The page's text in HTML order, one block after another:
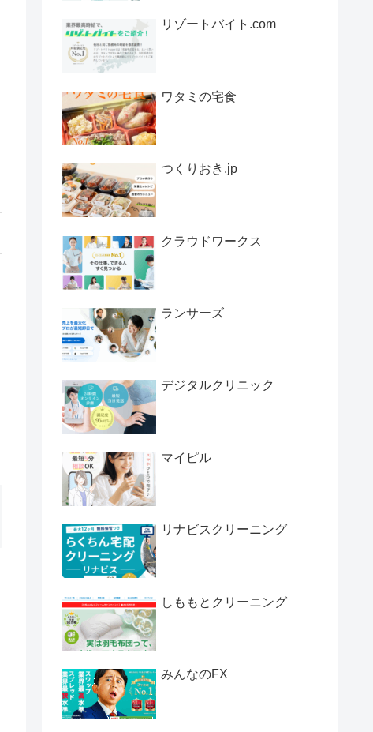
リゾートバイト.com
ワタミの宅食
つくりおき.jp
クラウドワークス
ランサーズ
デジタルクリニック
マイピル
リナビスクリーニング
しももとクリーニング
みんなのFX